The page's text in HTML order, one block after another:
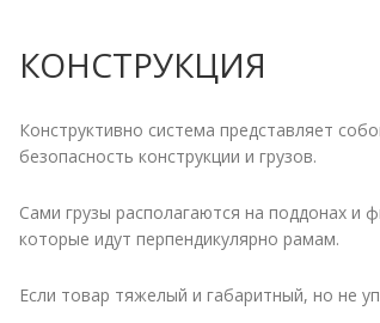
КОНСТРУКЦИЯ
Конструктивно система представляет
безопасность конструкции и грузов.
Сами грузы располагаются на поддонах и
которые идут перпендикулярно рамам.
Если товар тяжелый и габаритный, но не